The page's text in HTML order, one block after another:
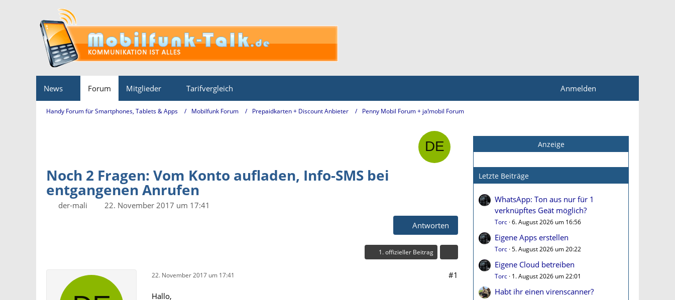
News Forum Mitglieder Tarifvergleich Anmelden
Handy Forum für Smartphones, Tablets & Apps Mobilfunk Forum Prepaidkarten + Discount Anbieter Penny Mobil Forum + ja!mobil Forum
Noch 2 Fragen: Vom Konto aufladen, Info-SMS bei
entgangenen Anrufen
der-mali
22. November 2017 um 17:41
Antworten
1. offizieller Beitrag
22. November 2017 um 17:41 #1
Hallo,
Anzeige
Letzte Beiträge
WhatsApp: Ton aus nur für 1
verknüpftes Geät möglich?
Torc 6. August 2026 um 16:56
Eigene Apps erstellen
Torc 5. August 2026 um 20:22
Eigene Cloud betreiben
Torc 1. August 2026 um 22:01
Habt ihr einen virenscanner?